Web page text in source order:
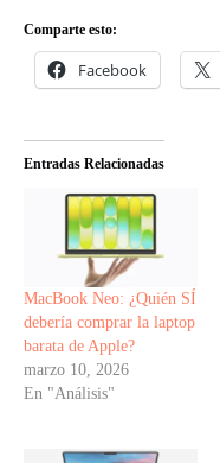
Comparte esto:
Facebook
Entradas Relacionadas
MacBook Neo: ¿Quién SÍ
debería comprar la laptop
barata de Apple?
marzo 10, 2026
En "Análisis"